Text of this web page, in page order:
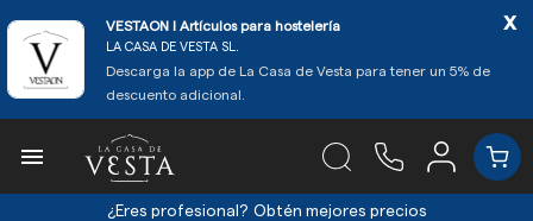
VESTAON l Artículos para hostelería
LA CASA DE VESTA SL.
Descarga la app de La Casa de Vesta para tener un 5% de
descuento adicional.
x

¿Eres profesional? Obtén mejores precios